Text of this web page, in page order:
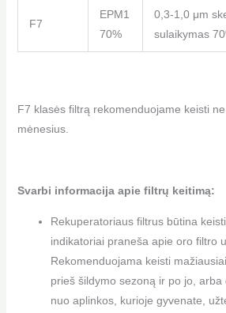
F7
EPM1
70%
0,3-1,0 μm
sulaikymas
F7 klasės filtrą rekomenduojame keisti
mėnesius.
Svarbi informacija apie filtrų keitimą:
Rekuperatoriaus filtrus būtina
indikatoriai praneša apie oro filtro
Rekomenduojama keisti
prieš šildymo sezoną ir po jo,
nuo aplinkos, kurioje gyvenate,